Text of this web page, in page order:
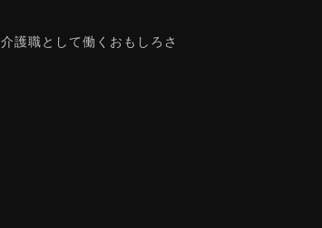
介護職として働くおもしろさ